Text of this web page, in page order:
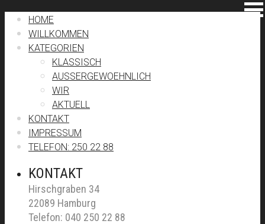
HOME
WILLKOMMEN
KATEGORIEN
KLASSISCH
AUSSERGEWOEHNLICH
WIR
AKTUELL
KONTAKT
IMPRESSUM
TELEFON: 250 22 88
KONTAKT
Hirschgraben 34
22089 Hamburg
Telefon: 040 250 22 88